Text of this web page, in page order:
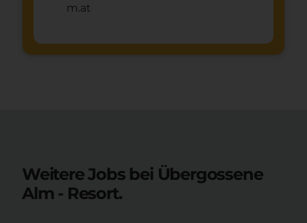
m.at
Weitere Jobs bei Übergossene
Alm - Resort.